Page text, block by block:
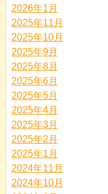
2026年1月
2025年11月
2025年10月
2025年9月
2025年8月
2025年6月
2025年5月
2025年4月
2025年3月
2025年2月
2025年1月
2024年11月
2024年10月